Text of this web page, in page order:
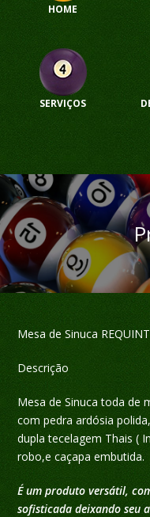
HOME
SERVIÇOS
Mesa de Sinuca
Descrição
Mesa de Sinuca toda de
com pedra ardósia
dupla tecelagem Thais (
robo,e caçapa embutida.
É um produto versátil,
sofisticada deixando seu